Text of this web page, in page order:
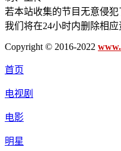
若本站收集的节目无意侵犯
我们将在24小时内删除相应
Copyright © 2016-2022 www.
首页
电视剧
电影
明星